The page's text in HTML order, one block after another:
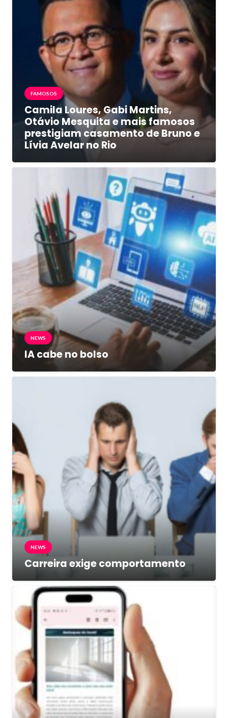
FAMOSOS
Camila Loures, Gabi Martins,
Otávio Mesquita e mais famosos
prestigiam casamento de Bruno e
Lívia Avelar no Rio
NEWS
IA cabe no bolso
NEWS
Carreira exige comportamento